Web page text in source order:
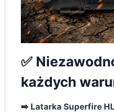
✅
każdych
➡️ Latarka Superfire